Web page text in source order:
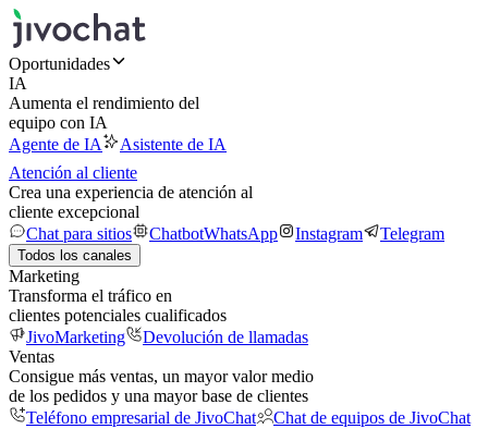
Oportunidades
IA
Aumenta el rendimiento del
equipo con IA
Agente de IA
Asistente de IA
Atención al cliente
Crea una experiencia de atención al
cliente excepcional
Chat para sitios
ChatbotWhatsApp Instagram Telegram
Todos los canales
Marketing
Transforma el tráfico en
clientes potenciales cualificados
JivoMarketing
Devolución de llamadas
Ventas
Consigue más ventas, un mayor valor medio
de los pedidos y una mayor base de clientes
Teléfono empresarial de JivoChat
Chat de equipos de JivoChat